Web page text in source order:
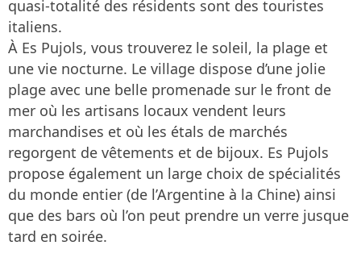
quasi-totalité des résidents sont des touristes
italiens.
À Es Pujols, vous trouverez le soleil, la plage et
une vie nocturne. Le village dispose d’une jolie
plage avec une belle promenade sur le front de
mer où les artisans locaux vendent leurs
marchandises et où les étals de marchés
regorgent de vêtements et de bijoux. Es Pujols
propose également un large choix de spécialités
du monde entier (de l’Argentine à la Chine) ainsi
que des bars où l’on peut prendre un verre jusque
tard en soirée.